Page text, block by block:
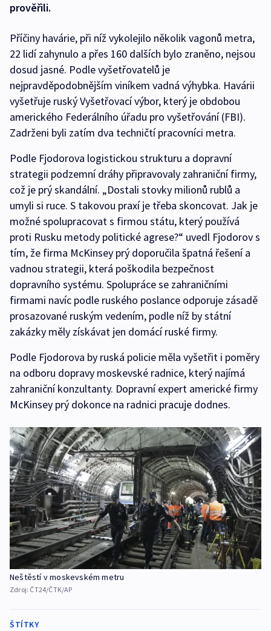
prověřili.
Příčiny havárie, při níž vykolejilo několik vagonů metra,
22 lidí zahynulo a přes 160 dalších bylo zraněno, nejsou
dosud jasné. Podle vyšetřovatelů je
nejpravděpodobnějším viníkem vadná výhybka. Havárii
vyšetřuje ruský Vyšetřovací výbor, který je obdobou
amerického Federálního úřadu pro vyšetřování (FBI).
Zadrženi byli zatím dva techničtí pracovníci metra.
Podle Fjodorova logistickou strukturu a dopravní
strategii podzemní dráhy připravovaly zahraniční firmy,
což je prý skandální. „Dostali stovky milionů rublů a
umyli si ruce. S takovou praxí je třeba skoncovat. Jak je
možné spolupracovat s firmou státu, který používá
proti Rusku metody politické agrese?“ uvedl Fjodorov s
tím, že firma McKinsey prý doporučila špatná řešení a
vadnou strategii, která poškodila bezpečnost
dopravního systému. Spolupráce se zahraničními
firmami navíc podle ruského poslance odporuje zásadě
prosazované ruským vedením, podle níž by státní
zakázky měly získávat jen domácí ruské firmy.
Podle Fjodorova by ruská policie měla vyšetřit i poměry
na odboru dopravy moskevské radnice, který najímá
zahraniční konzultanty. Dopravní expert americké firmy
McKinsey prý dokonce na radnici pracuje dodnes.
Neštěstí v moskevském metru
Zdroj: ČT24/ČTK/AP
ŠTÍTKY